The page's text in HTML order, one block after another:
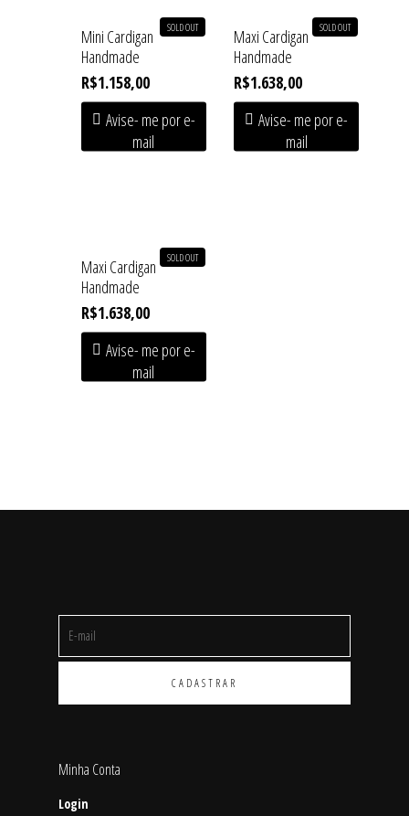
Mini Cardigan
Handmade
R$1.158,00
Avise- me por e-
mail
SOLD OUT
Maxi Cardigan
Handmade
R$1.638,00
Avise- me por e-
mail
SOLD OUT
Maxi Cardigan
Handmade
R$1.638,00
Avise- me por e-
mail
SOLD OUT
Minha Conta
Login
Linha Home
Saias
Shorts/Calças
Vestidos/Macacão